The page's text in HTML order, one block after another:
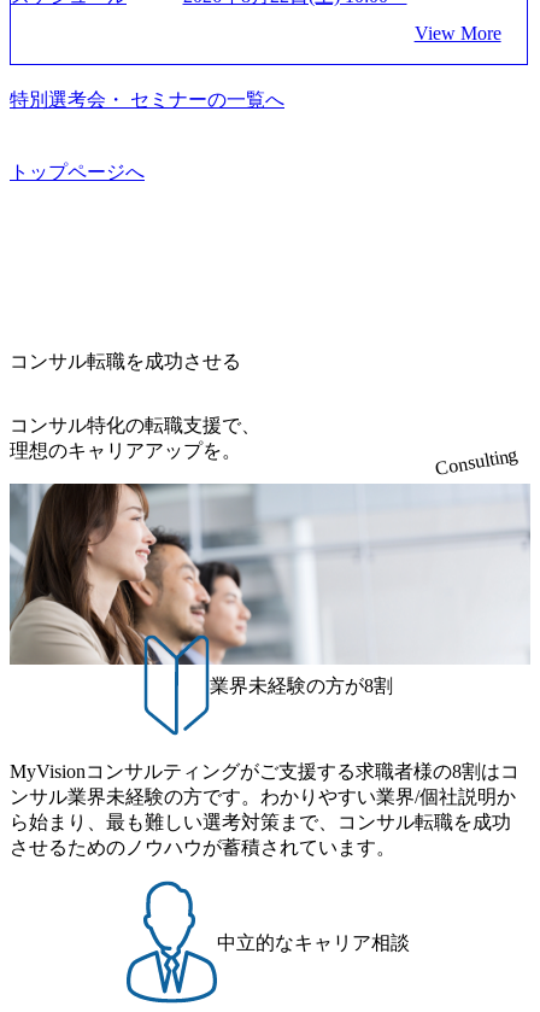
います ● 平均年齢は35歳で、幅広い年齢の方が活躍してい
ます ● インダストリー・ソリューションで区切られていな
い組織です(ワンプール制) ● 海外事業拠点をシンガポールに
ン八重洲 八重洲セントラルタワー8階 受動喫煙対策 : 執務室
かの実務経験を有する方 - MBB及び戦略ファームでのコ
ンサルティング経験2年以上 - BIG4のStrategy部門におけ
ミュニケーション能力をお持ちの方 ・最新のトレンド・テ
ーマや事例にキャッチアップし、バイタリティーを持って
向を把握し、クライアントや自社への提案などに積極的に
関わることができる方 ・スケジューリング(優先順位付け含
む)など、ビジネスベーシックスキルが習得できている方
ョンの案件が多数 ● マネージャー プロジェクトの管理者と
ケーション、成果物の品質管理、メンバーの育成などを担
う。プロジェクト全体の品質管理や、会社経営の観点から
てプロジェクト全体の品質担保やマネジメント全般を担
り、クライアントとのリレーションを発展・拡大させるこ
とをミッションとする。自社へ提言の質を常に高く担保す
る責任を担う。 ● 裁量権 弊社は2019年11月に設立され、成
長期といわれるフェーズにあります。 事業・組織を拡大し
ていく時期のため、メンバーや組織がスケールしていく過
程を体感できます。 また、希望者はパートナー以外でも大
手役員の方へのセールスにも参加できる環境です。 自ら案
件を取り、プロジェクト体制を作っていくことも可能で
す。 ● 事業会社機能にも携われる 弊社にはコンサルティン
グ事業以外にもSaaSプロダクト・メディア・地方創生事業
があるため、上記事業に携わることも可能です。コンサル
タントとしての経験を活かしながら自らプロダクト開発や
自社の業務改善ができます。(希望者のみとなります) ● BIG
4・アクセンチュアをはじめとした大手外資系コンサルファ
ーム出身者が多く集まっています ● 平均年齢は35歳で、幅
広い年齢の方が活躍しています ● インダストリー・ソリュ
ーションで区切られていない組織です(ワンプール制) ● 海外
事業拠点をシンガポールに設立し、グローバル案件に対応
するコンサルティング体制を構築しています 東京都中央区
八重洲2-2-1 東京ミッドタウン八重洲 八重洲セントラルタワ
ー8階 受動喫煙対策 : 執務室内禁煙、ビル内喫煙室あり WE
B 書類選考通過後に、GAB試験に合格している方 ● テクノ
ロジーコンサルタント ・4年生大学卒業に限る ・大手総合
た？ (https://www.businessinsider.jp/post-288838) プラダ：ラグ
ジュアリー製品のパーソナライゼーション (https://www.acce
m/jp-ja/case-studies/consulting/taisho-pharmaceutical)（ストラテ
s://www.accenture.com/jp-ja/case-studies/communications-media/so
ス） 世界49カ国に約73万人以上（2024年5月時点）の社員を
擁し、世界120以上の国の企業を顧客に売上641億ドルを誇
を上回る規模感)、営業利益率も約15％と驚異的な数字とな
っている、売上・従業員数共にこの8年間で4倍近くの成長
を遂げていることから、今後も高い成長が見込まれる 多く
の技術者を抱えており、アビームコンサルティングに続い
て日本国内2番目にSAP認定コンサルタント制度の有資格者
数が多く、特にIT領域に強みを持つ グローバルのポジショ
ンに自由に応募できる社内の転職ツール「キャリアズ・マ
ーケットプレイス」が存在し、本ツールを活用で上司の引
き留めを受けずに移動が可能である（異動者は年間約1,000
名） 残業時間や有休取得率など約10項目を数値化すること
で、実行前後で離職率を半減させることに成功した 18時以
降の会議を原則禁止としているほか、在宅勤務制度の全社
展開、ハラスメント抑止に向けた研修の拡充、社外窓口設
置など徹底的な仕組み化を推進する 育休取得率は男性6
5%、女性100%と全国平均を上回る実績を持ち、女性の管理
職率も21.8%（2023年12月時点）とフレキシブルな働き方を
提供 2026年8月22日(土) 9:00～19:30頃 ※選考会参加人数に
より変動 2026年8月7日(金) 16:00 参加予定DTE ① MRS-IMS
(旧ITXO-IMS) ② TS&T(旧TS&A) ③ CyberSecurity ④ IES ⑤ I
TS-Fukuoka ⑥ AMS-PRD ⑦ AMS-H&PS オンライン (Teams)
s/20240925162633_7242d0de-3e54-4f03-b076-00318d5c0dff_120
0x644.webp レバレジーズ株式会社 会社説明資料 (https://spea
kerdeck.com/leverages/leverages-hui-she-shao-jie-zi-liao-zhong-tu-
cai-yong-xiang-ke) 「働く人」「事業・サービス」「カルチャ
ps://melev.leverages.jp/) レバレジーズグローバル、大分県より
「外国人留学生等受入環境整備事業委託業務」を受託 (http
UI) レバレジーズで活躍するメンバー紹介！〜 営業職種編
来黒字を維持し、急成長中でありながら安定した事業を展
開し、高い安定性を持つ企業へと成長している 10年後に1兆
円を目指す日本にもなかなかないメガベンチャー。創業か
ら黒字経営。年間130%成長 https://storage.googleapis.com/our-
vision-production.appspot.com/public/images/20251030164405_5c
527843-d227-4df8-b86c-5587f843fdf6_1200x471.webp https://stor
age.googleapis.com/our-vision-production.appspot.com/public/imag
es/20251030164946_dc0888f6-0539-4887-84d7-34c8d8544226_1
200x666.webp 年間100億円規模の投資の元、10以上もの新規
事業を立ち上げているため様々な業界を経験することが可
能 社内転職が活発であり、多様なスキルを1社で身に着ける
ことが可能 事業開発・運用を内包かする「オールインハウ
ス」型の組織体。社内スカウトや社内公募制度を用いて主
体的かつ柔軟なキャリア形成が可能。 https://storage.googleap
165942_70f09968-1b27-43e6-b849-1cd107c4f488_1200x698.web
p ## 働き方／WLB／待遇 内装8億円超のかっこいいオフィ
スがあり、 働き甲斐のあるランキング、新卒注目ランキン
グ受賞歴多数 あえての未上場であり株主からの圧力がない
的な成長を若手に任せられる環境 対面でのコミュニケーシ
ョンメリットを重視するため出社勤務。1日の労働時間平均
9.2時間、有休消化率81%(2024年度の年間データ、エンジニ
ア組織） 2026年8月22日(土) 10:00～最長16:00 2026年8月10
日(月) 16:00 ※応募者が定員を上回る場合は、厳正なる審査
View More
特別選考会・ セミナーの一覧へ
トップページへ
コンサル転職を成功させる
コンサル特化の転職支援で、
理想のキャリアアップを。
Consulting
業界未経験の方が8割
MyVisionコンサルティングがご支援する求職者様の8割はコ
ンサル業界未経験の方です。わかりやすい業界/個社説明か
ら始まり、最も難しい選考対策まで、コンサル転職を成功
させるためのノウハウが蓄積されています。
中立的なキャリア相談